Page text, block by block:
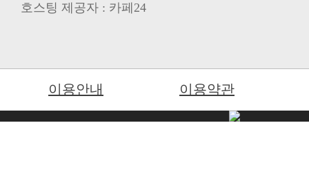
호스팅 제공자 : 카페24
이용안내 이용약관